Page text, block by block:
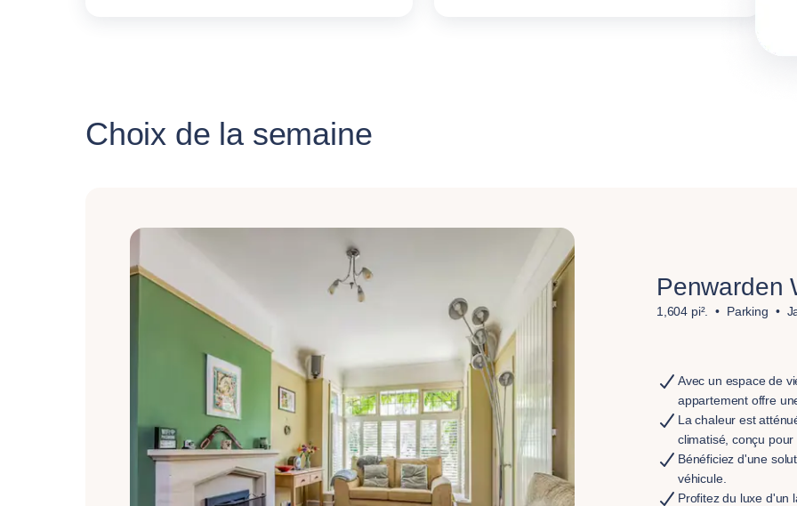
Choix de la semaine
Penwarden
1,604 pi². Parking
Avec un espace de
appartement offre
La chaleur est
climatisé, conçu
Bénéficiez d'une
véhicule.
Profitez du luxe d'un